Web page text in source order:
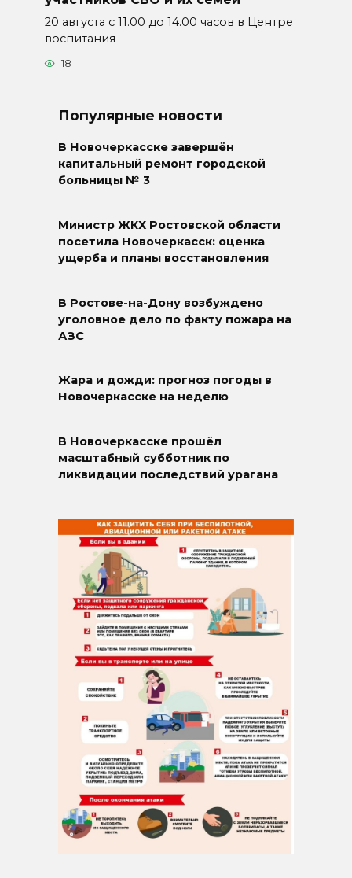
20 августа с 11.00 до 14.00 часов в Центре
воспитания
18
Популярные новости
В Новочеркасске завершён
капитальный ремонт городской
больницы № 3
Министр ЖКХ Ростовской области
посетила Новочеркасск: оценка
ущерба и планы восстановления
В Ростове-на-Дону возбуждено
уголовное дело по факту пожара на
АЗС
Жара и дожди: прогноз погоды в
Новочеркасске на неделю
В Новочеркасске прошёл
масштабный субботник по
ликвидации последствий урагана